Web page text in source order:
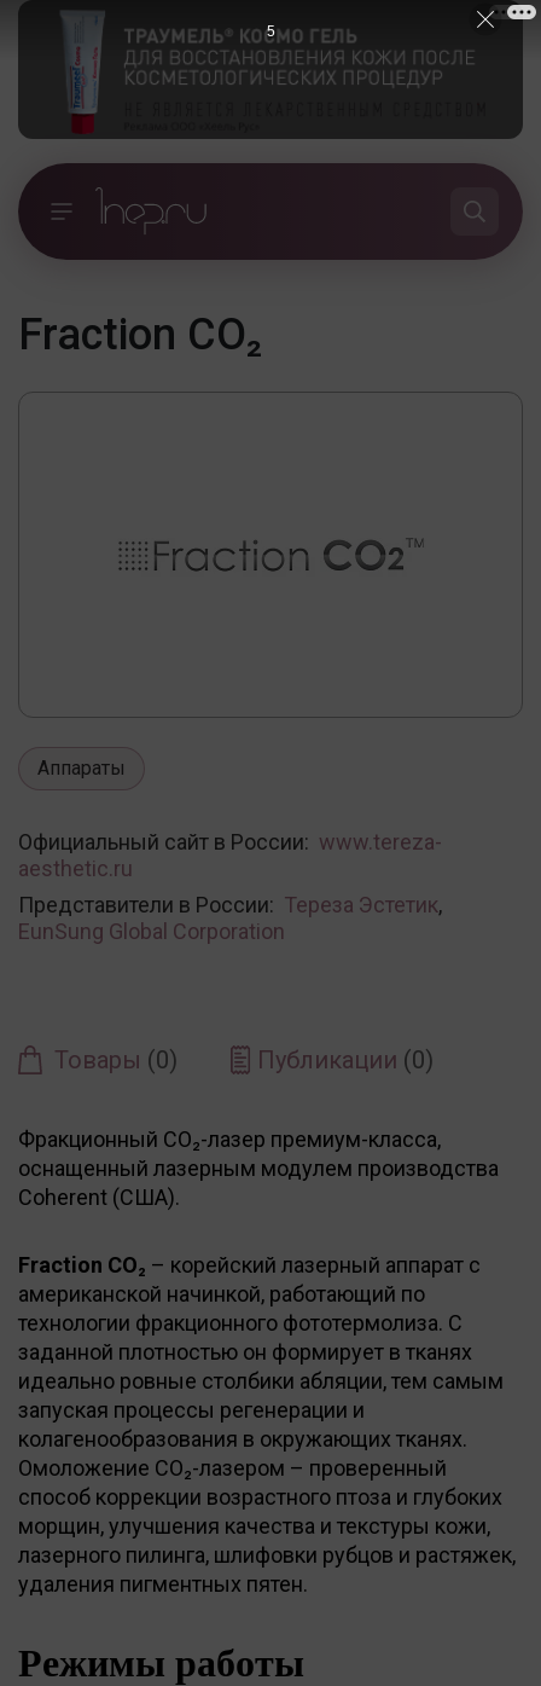
Fraction CO₂
Аппараты
Официальный сайт в России: www.tereza-
aesthetic.ru
Представители в России: Тереза Эстетик,
EunSung Global Corporation
Товары (0) Публикации (0)
Фракционный CO₂-лазер премиум-класса,
оснащенный лазерным модулем производства
Coherent (США).
Fraction CO₂ – корейский лазерный аппарат с
американской начинкой, работающий по
технологии фракционного фототермолиза. С
заданной плотностью он формирует в тканях
идеально ровные столбики абляции, тем самым
запуская процессы регенерации и
колагенообразования в окружающих тканях.
Омоложение CO₂-лазером – проверенный
способ коррекции возрастного птоза и глубоких
морщин, улучшения качества и текстуры кожи,
лазерного пилинга, шлифовки рубцов и растяжек,
удаления пигментных пятен.
Режимы работы
5